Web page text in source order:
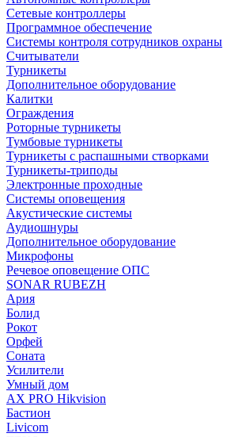
Сетевые контроллеры
Программное обеспечение
Системы контроля сотрудников охраны
Считыватели
Турникеты
Дополнительное оборудование
Калитки
Ограждения
Роторные турникеты
Тумбовые турникеты
Турникеты с распашными створками
Турникеты-триподы
Электронные проходные
Системы оповещения
Акустические системы
Аудиошнуры
Дополнительное оборудование
Микрофоны
Речевое оповещение ОПС
SONAR RUBEZH
Ария
Болид
Рокот
Орфей
Соната
Усилители
Умный дом
AX PRO Hikvision
Бастион
Livicom